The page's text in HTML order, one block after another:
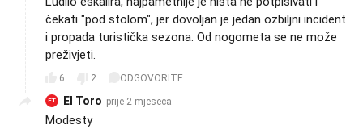
čekati "pod stolom", jer dovoljan je jedan ozbiljni incident
i propada turistička sezona. Od nogometa se ne može
preživjeti.
6 2 ODGOVORITE
ET El Toro prije 2 mjeseca
Modesty